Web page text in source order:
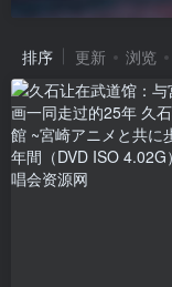
排序 更新 浏览